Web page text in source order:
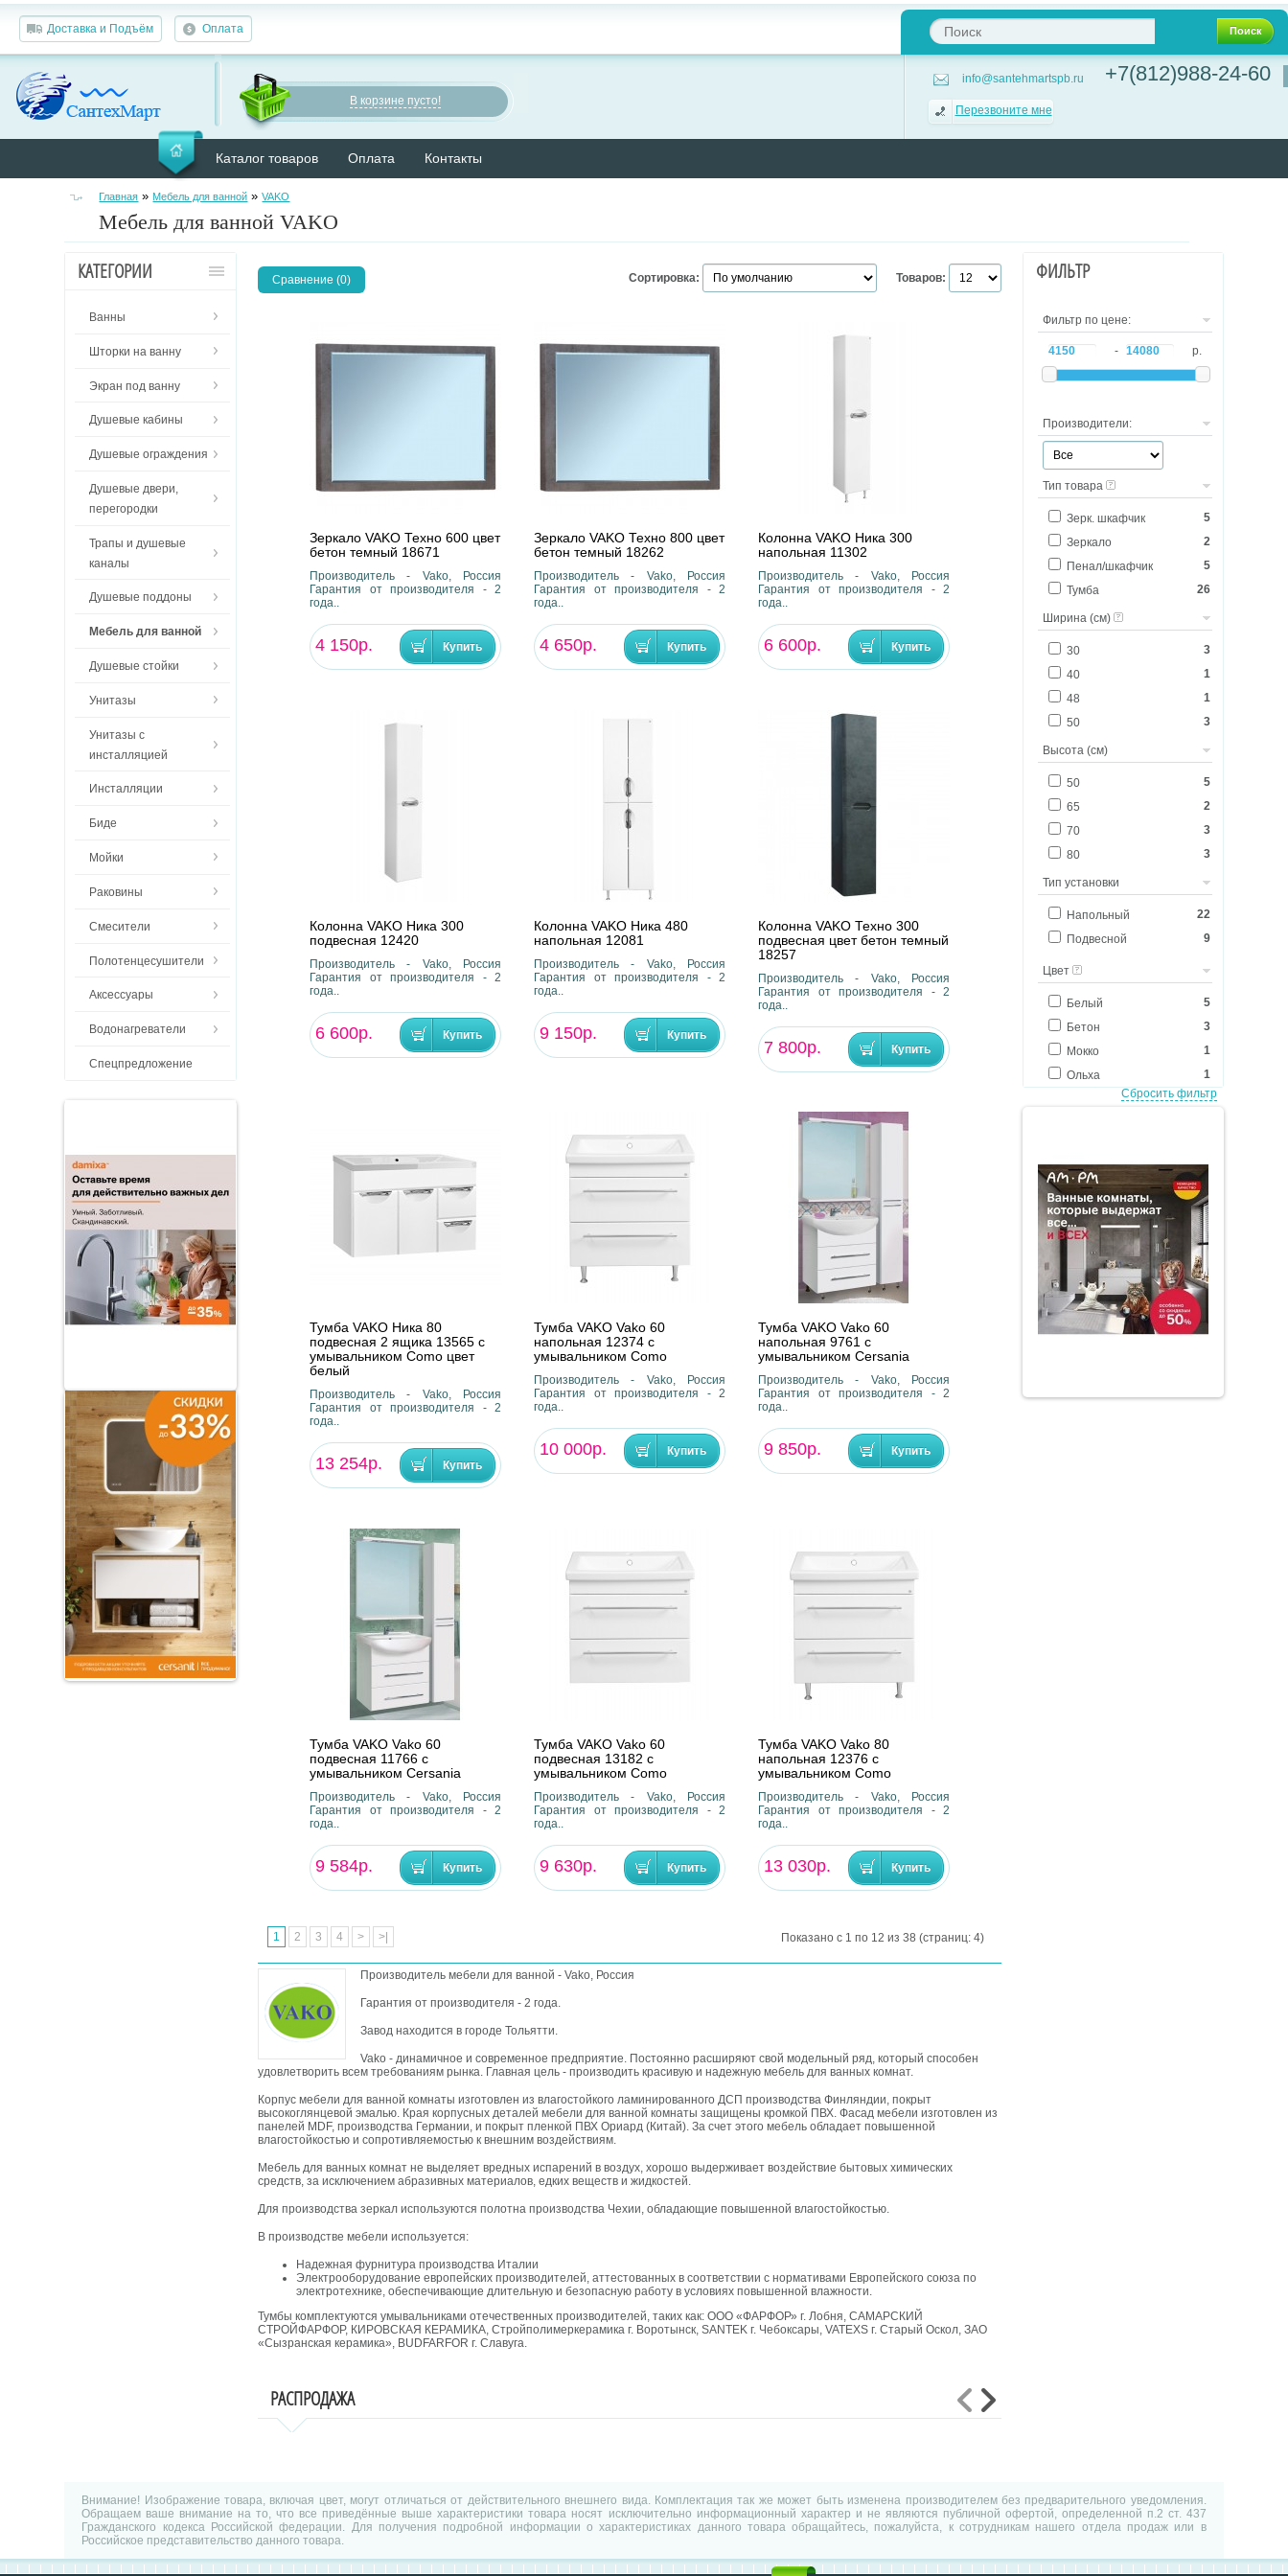
Доставка и Подъём Оплата Поиск
В корзине пусто!
info@santehmartspb.ru
Перезвоните мне
+7(812)988-24-60
Каталог товаров Оплата Контакты
Главная » Мебель для ванной »VAKO
Мебель для ванной VAKO
КАТЕГОРИИ
Ванны
Шторки на ванну
Экран под ванну
Душевые кабины
Душевые ограждения
Душевые двери,
перегородки
Трапы и душевые
каналы
Душевые поддоны
Мебель для ванной
Душевые стойки
Унитазы
Унитазы с
инсталляцией
Инсталляции
Биде
Мойки
Раковины
Смесители
Полотенцесушители
Аксессуары
Водонагреватели
Спецпредложение
ФИЛЬТР
Фильтр по цене:
- р.
Производители:
Тип товара
Зерк. шкафчик
5
Зеркало
2
Пенал/шкафчик
5
Тумба
26
Ширина (см)
30
3
40
1
48
1
50
3
55
3
Высота (см)
50
5
65
2
70
3
80
3
82
20
180
2
Тип установки
Напольный
22
Подвесной
9
Цвет
Белый
5
Бетон
3
Мокко
1
Ольха
1
Сбросить фильтр
Товаров:
Сравнение (0) Сортировка:
Зеркало VAKO Техно 600 цвет
бетон темный 18671
Производитель - Vako, Россия
Гарантия от производителя - 2
года..
4 150р.
Зеркало VAKO Техно 800 цвет
бетон темный 18262
Производитель - Vako, Россия
Гарантия от производителя - 2
года..
4 650р.
Колонна VAKO Ника 300
напольная 11302
Производитель - Vako, Россия
Гарантия от производителя - 2
года..
6 600р.
Колонна VAKO Ника 300
подвесная 12420
Производитель - Vako, Россия
Гарантия от производителя - 2
года..
6 600р.
Колонна VAKO Ника 480
напольная 12081
Производитель - Vako, Россия
Гарантия от производителя - 2
года..
9 150р.
Колонна VAKO Техно 300
подвесная цвет бетон темный
18257
Производитель - Vako, Россия
Гарантия от производителя - 2
года..
7 800р.
Тумба VAKO Ника 80
подвесная 2 ящика 13565 с
умывальником Como цвет
белый
Производитель - Vako, Россия
Гарантия от производителя - 2
года..
13 254р.
Тумба VAKO Vako 60
напольная 12374 с
умывальником Como
Производитель - Vako, Россия
Гарантия от производителя - 2
года..
10 000р.
Тумба VAKO Vako 60
напольная 9761 с
умывальником Cersania
Производитель - Vako, Россия
Гарантия от производителя - 2
года..
9 850р.
Тумба VAKO Vako 60
подвесная 11766 с
умывальником Cersania
Производитель - Vako, Россия
Гарантия от производителя - 2
года..
9 584р.
Тумба VAKO Vako 60
подвесная 13182 с
умывальником Como
Производитель - Vako, Россия
Гарантия от производителя - 2
года..
9 630р.
Тумба VAKO Vako 80
напольная 12376 с
умывальником Como
Производитель - Vako, Россия
Гарантия от производителя - 2
года..
13 030р.
1 2 3 4 > >| Показано с 1 по 12 из 38 (страниц: 4)
Производитель мебели для ванной - Vako, Россия
Гарантия от производителя - 2 года.
Завод находится в городе Тольятти.
Vako - динамичное и современное предприятие. Постоянно расширяют свой модельный ряд, который способен
удовлетворить всем требованиям рынка. Главная цель - производить красивую и надежную мебель для ванных комнат.
Корпус мебели для ванной комнаты изготовлен из влагостойкого ламинированного ДСП производства Финляндии, покрыт
высокоглянцевой эмалью. Края корпусных деталей мебели для ванной комнаты защищены кромкой ПВХ. Фасад мебели изготовлен из
панелей MDF, производства Германии, и покрыт пленкой ПВХ Ориард (Китай). За счет этого мебель обладает повышенной
влагостойкостью и сопротивляемостью к внешним воздействиям.
Мебель для ванных комнат не выделяет вредных испарений в воздух, хорошо выдерживает воздействие бытовых химических
средств, за исключением абразивных материалов, едких веществ и жидкостей.
Для производства зеркал используются полотна производства Чехии, обладающие повышенной влагостойкостью.
В производстве мебели используется:
Надежная фурнитура производства Италии
Электрооборудование европейских производителей, аттестованных в соответствии с нормативами Европейского союза по
электротехнике, обеспечивающие длительную и безопасную работу в условиях повышенной влажности.
Тумбы комплектуются умывальниками отечественных производителей, таких как: ООО «ФАРФОР» г. Лобня, САМАРСКИЙ
СТРОЙФАРФОР, КИРОВСКАЯ КЕРАМИКА, Стройполимеркерамика г. Воротынск, SANTEK г. Чебоксары, VATEXS г. Старый Оскол, ЗАО
«Сызранская керамика», BUDFARFOR г. Славуга.
РАСПРОДАЖА
Внимание! Изображение товара, включая цвет, могут отличаться от действительного внешнего вида. Комплектация так же может быть изменена производителем без предварительного уведомления.
Обращаем ваше внимание на то, что все приведённые выше характеристики товара носят исключительно информационный характер и не являются публичной офертой, определенной п.2 ст. 437
Гражданского кодекса Российской федерации. Для получения подробной информации о характеристиках данного товара обращайтесь, пожалуйста, к сотрудникам нашего отдела продаж или в
Российское представительство данного товара.